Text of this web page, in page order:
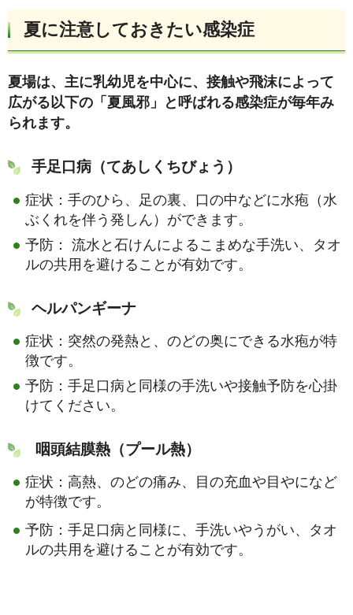
夏に注意しておきたい感染症
夏場は、主に乳幼児を中心に、接触や飛沫によって
広がる以下の「夏風邪」と呼ばれる感染症が毎年み
られます。
手足口病（てあしくちびょう）
症状：手のひら、足の裏、口の中などに水疱（水
ぶくれを伴う発しん）ができます。
予防： 流水と石けんによるこまめな手洗い、タオ
ルの共用を避けることが有効です。
ヘルパンギーナ
症状：突然の発熱と、のどの奥にできる水疱が特
徴です。
予防：手足口病と同様の手洗いや接触予防を心掛
けてください。
咽頭結膜熱（プール熱）
症状：高熱、のどの痛み、目の充血や目やになど
が特徴です。
予防：手足口病と同様に、手洗いやうがい、タオ
ルの共用を避けることが有効です。